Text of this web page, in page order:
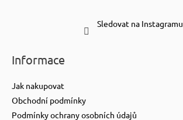
Sledovat na Instagramu
Informace
Jak nakupovat
Obchodní podmínky
Podmínky ochrany osobních údajů